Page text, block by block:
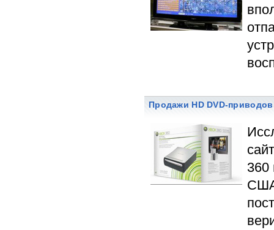
Продажи HD DVD-
360
США